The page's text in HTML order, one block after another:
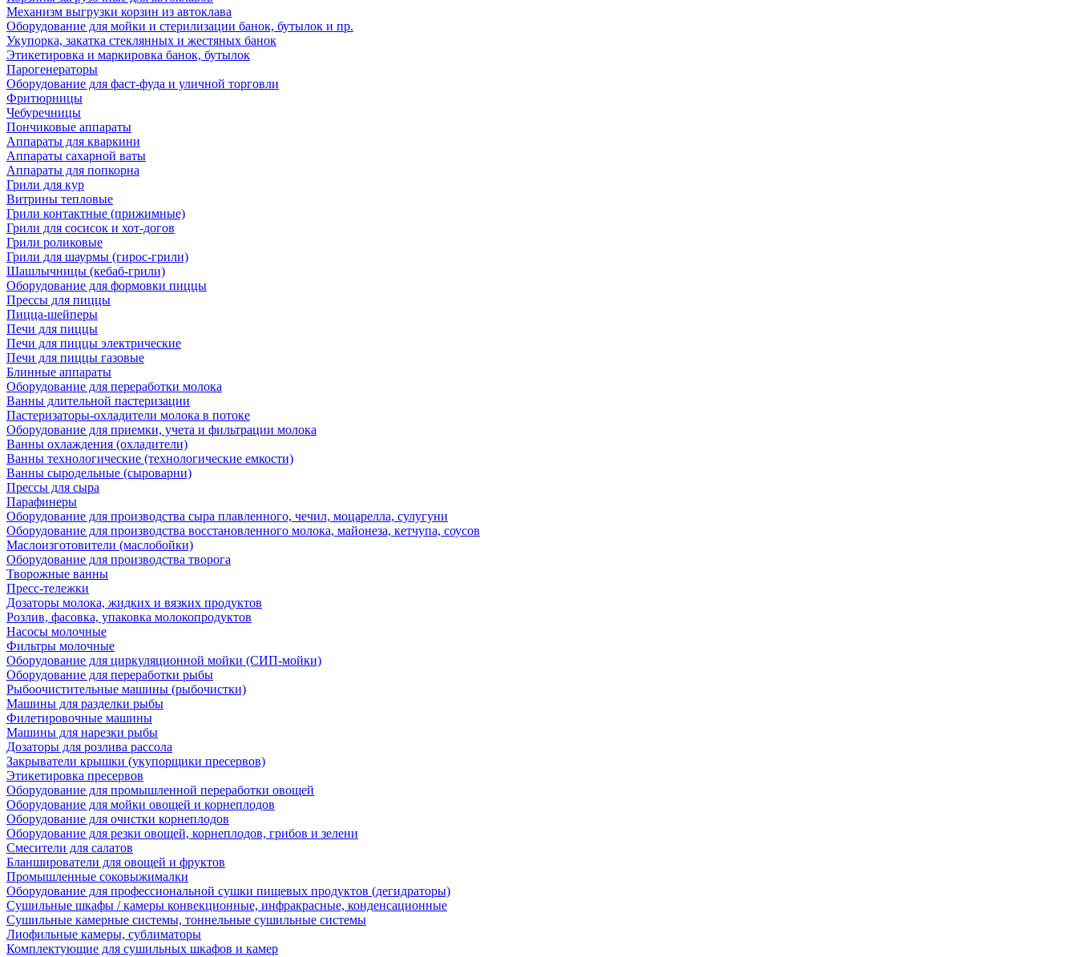
Механизм выгрузки корзин из автоклава
Оборудование для мойки и стерилизации банок, бутылок и пр.
Укупорка, закатка стеклянных и жестяных банок
Этикетировка и маркировка банок, бутылок
Парогенераторы
Оборудование для фаст-фуда и уличной торговли
Фритюрницы
Чебуречницы
Пончиковые аппараты
Аппараты для кваркини
Аппараты сахарной ваты
Аппараты для попкорна
Грили для кур
Витрины тепловые
Грили контактные (прижимные)
Грили для сосисок и хот-догов
Грили роликовые
Грили для шаурмы (гирос-грили)
Шашлычницы (кебаб-грили)
Оборудование для формовки пиццы
Прессы для пиццы
Пицца-шейперы
Печи для пиццы
Печи для пиццы электрические
Печи для пиццы газовые
Блинные аппараты
Оборудование для переработки молока
Ванны длительной пастеризации
Пастеризаторы-охладители молока в потоке
Оборудование для приемки, учета и фильтрации молока
Ванны охлаждения (охладители)
Ванны технологические (технологические емкости)
Ванны сыродельные (сыроварни)
Прессы для сыра
Парафинеры
Оборудование для производства сыра плавленного, чечил, моцарелла, сулугуни
Оборудование для производства восстановленного молока, майонеза, кетчупа, соусов
Маслоизготовители (маслобойки)
Оборудование для производства творога
Творожные ванны
Пресс-тележки
Дозаторы молока, жидких и вязких продуктов
Розлив, фасовка, упаковка молокопродуктов
Насосы молочные
Фильтры молочные
Оборудование для циркуляционной мойки (СИП-мойки)
Оборудование для переработки рыбы
Рыбоочистительные машины (рыбочистки)
Машины для разделки рыбы
Филетировочные машины
Машины для нарезки рыбы
Дозаторы для розлива рассола
Закрыватели крышки (укупорщики пресервов)
Этикетировка пресервов
Оборудование для промышленной переработки овощей
Оборудование для мойки овощей и корнеплодов
Оборудование для очистки корнеплодов
Оборудование для резки овощей, корнеплодов, грибов и зелени
Смесители для салатов
Бланширователи для овощей и фруктов
Промышленные соковыжималки
Оборудование для профессиональной сушки пищевых продуктов (дегидраторы)
Сушильные шкафы / камеры конвекционные, инфракрасные, конденсационные
Сушильные камерные системы, тоннельные сушильные системы
Лиофильные камеры, сублиматоры
Комплектующие для сушильных шкафов и камер